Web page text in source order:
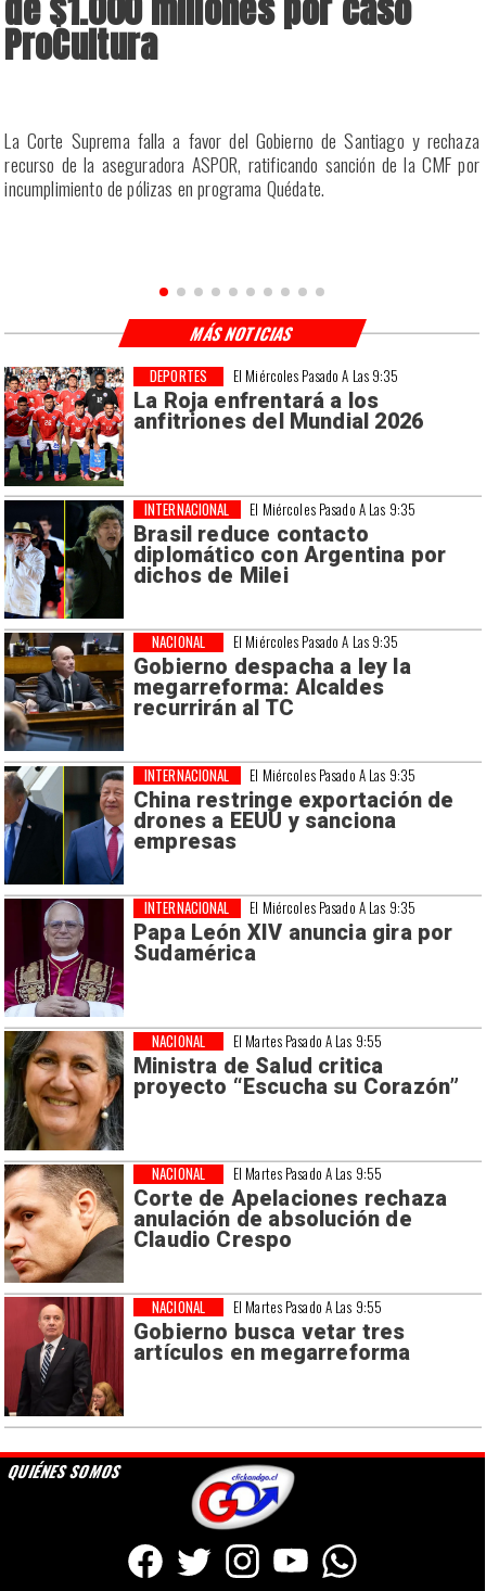
ProCultura
La Corte Suprema falla a favor del Gobierno de Santiago y rechaza
recurso de la aseguradora ASPOR, ratificando sanción de la CMF por
incumplimiento de pólizas en programa Quédate.
El Miércoles Pasado A Las 9:35
La Roja enfrentará a los
anfitriones del Mundial 2026
DEPORTES
El Miércoles Pasado A Las 9:35
Brasil reduce contacto
diplomático con Argentina por
dichos de Milei
INTERNACIONAL
El Miércoles Pasado A Las 9:35
Gobierno despacha a ley la
megarreforma: Alcaldes
recurrirán al TC
NACIONAL
El Miércoles Pasado A Las 9:35
China restringe exportación de
drones a EEUU y sanciona
empresas
INTERNACIONAL
El Miércoles Pasado A Las 9:35
Papa León XIV anuncia gira por
Sudamérica
INTERNACIONAL
El Martes Pasado A Las 9:55
Ministra de Salud critica
proyecto “Escucha su Corazón”
NACIONAL
El Martes Pasado A Las 9:55
Corte de Apelaciones rechaza
anulación de absolución de
Claudio Crespo
NACIONAL
El Martes Pasado A Las 9:55
Gobierno busca vetar tres
artículos en megarreforma
NACIONAL
MÁS NOTICIAS
QUIÉNES SOMOS